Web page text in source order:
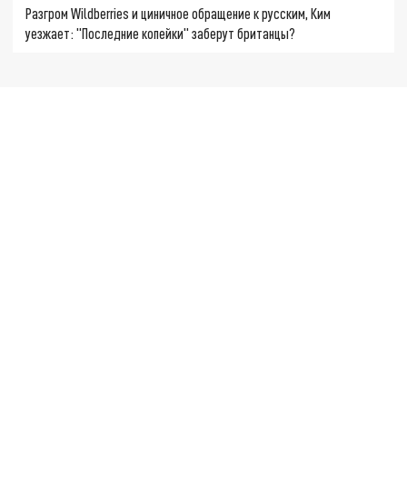
Разгром Wildberries и циничное обращение к русским, Ким
уезжает: "Последние копейки" заберут британцы?